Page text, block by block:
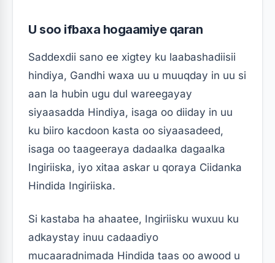
U soo ifbaxa hogaamiye qaran
Saddexdii sano ee xigtey ku laabashadiisii
hindiya, Gandhi waxa uu u muuqday in uu si
aan la hubin ugu dul wareegayay
siyaasadda Hindiya, isaga oo diiday in uu
ku biiro kacdoon kasta oo siyaasadeed,
isaga oo taageeraya dadaalka dagaalka
Ingiriiska, iyo xitaa askar u qoraya Ciidanka
Hindida Ingiriiska.
Si kastaba ha ahaatee, Ingiriisku wuxuu ku
adkaystay inuu cadaadiyo
mucaaradnimada Hindida taas oo awood u